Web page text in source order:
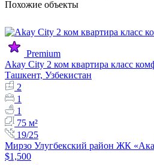
Похожие объекты
Premium
Akay City 2 ком квартира класс
Ташкент, Узбекистан
2
1
1
75 м²
19/25
Мирзо Улугбекский район ЖК
$1,500